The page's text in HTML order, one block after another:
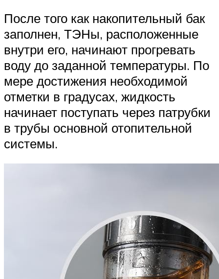
После того как накопительный бак
заполнен, ТЭНы, расположенные
внутри его, начинают прогревать
воду до заданной температуры. По
мере достижения необходимой
отметки в градусах, жидкость
начинает поступать через патрубки
в трубы основной отопительной
системы.